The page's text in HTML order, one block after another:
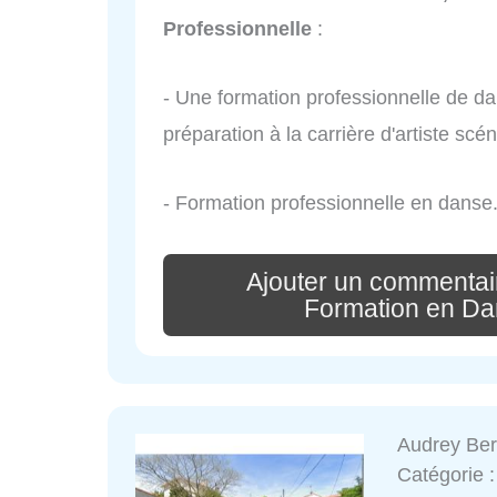
Professionnelle :
- Une formation professionnelle de
préparation à la carrière d'artiste
- Formation professionnelle en danse.
Ajouter un
Formation en
Audrey
Catégorie